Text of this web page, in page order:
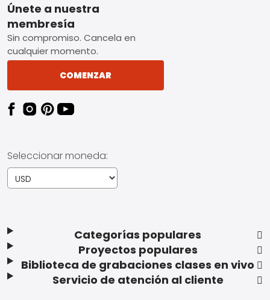
Footer
Categorías populares
Proyectos populares
Biblioteca de grabaciones clases en vivo
Servicio de atención al cliente
Únete a nuestra
membresía
Sin compromiso. Cancela en
cualquier momento.
COMENZAR
Seleccionar moneda: